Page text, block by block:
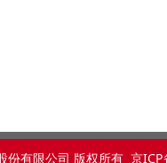
份有限公司 版权所有 京